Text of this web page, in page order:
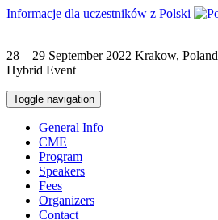
Informacje dla uczestników z Polski
28—29 September 2022 Krakow, Poland
Hybrid Event
Toggle navigation
General Info
CME
Program
Speakers
Fees
Organizers
Contact